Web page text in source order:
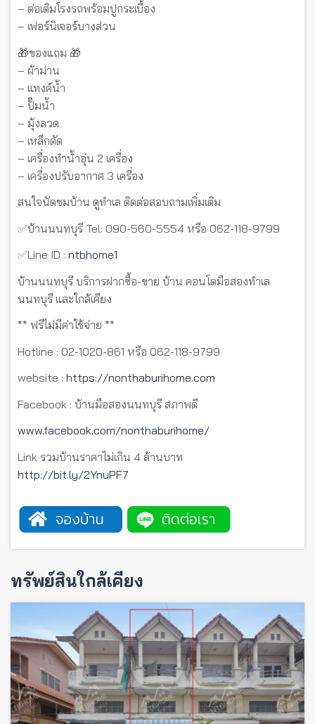
– ต่อเติมโรงรถพร้อมปูกระเบื้อง
– เฟอร์นิเจอร์บางส่วน
🎁ของแถม 🎁
– ผ้าม่าน
– แทงค์น้ำ
– ปั๊มน้ำ
– มุ้งลวด
– เหล็กดัด
– เครื่องทำน้ำอุ่น 2 เครื่อง
– เครื่องปรับอากาศ 3 เครื่อง
สนใจนัดชมบ้าน ดูทำเล ติดต่อสอบถามเพิ่มเติม
✅บ้านนนทบุรี Tel: 090-560-5554 หรือ 062-118-9799
✅Line ID : ntbhome1
บ้านนนทบุรี บริการฝากซื้อ-ขาย บ้าน คอนโดมือสองทำเล
นนทบุรี และใกล้เคียง
** ฟรีไม่มีค่าใช้จ่าย **
Hotline : 02-1020-861 หรือ 062-118-9799
website : https://nonthaburihome.com
Facebook : บ้านมือสองนนทบุรี สภาพดี
www.facebook.com/nonthaburihome/
Link รวมบ้านราคาไม่เกิน 4 ล้านบาท
http://bit.ly/2YnuPF7
ทรัพย์สินใกล้เคียง